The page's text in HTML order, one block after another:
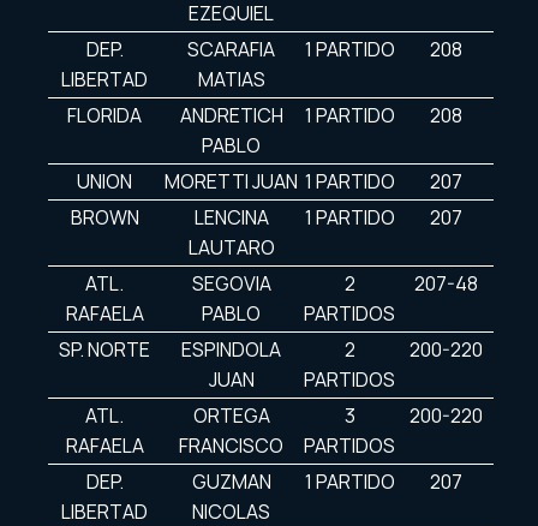
EZEQUIEL
DEP.
LIBERTAD
SCARAFIA
MATIAS
1 PARTIDO 208
FLORIDA
ANDRETICH
PABLO
1 PARTIDO 208
UNION MORETTI JUAN 1 PARTIDO
207
BROWN
LENCINA
LAUTARO
1 PARTIDO 207
ATL.
RAFAELA
SEGOVIA
PABLO
2
PARTIDOS
207-48
SP. NORTE
ESPINDOLA
JUAN
2
PARTIDOS
200-220
ATL.
RAFAELA
ORTEGA
FRANCISCO
3
PARTIDOS
200-220
DEP.
LIBERTAD
GUZMAN
NICOLAS
1 PARTIDO 207